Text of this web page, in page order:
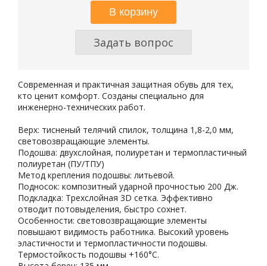
Задать вопрос
Современная и практичная защитная обувь для тех,
кто ценит комфорт. Созданы специально для
инженерно-технических работ.
Верх: тисненый телячий спилок, толщина 1,8-2,0 мм,
световозвращающие элементы.
Подошва: двухслойная, полиуретан и термопластичный
полиуретан (ПУ/ТПУ)
Метод крепления подошвы: литьевой.
Подносок: композитный ударной прочностью 200 Дж.
Подкладка: Трехслойная 3D сетка. Эффективно
отводит потовыделения, быстро сохнет.
Особенности: световозвращающие элементы
повышают видимость работника. Высокий уровень
эластичности и термопластичности подошвы.
Термостойкость подошвы +160°С.